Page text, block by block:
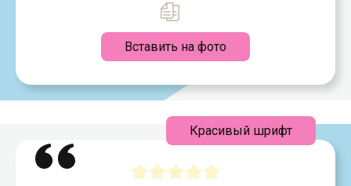
Вставить на фото
Красивый шрифт